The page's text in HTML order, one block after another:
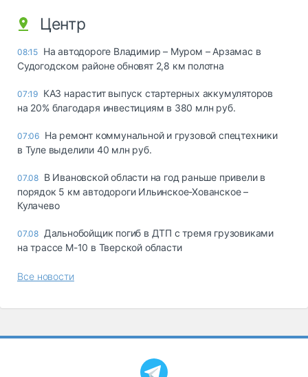
Центр
08:15 На автодороге Владимир – Муром – Арзамас в
Судогодском районе обновят 2,8 км полотна
07:19 КАЗ нарастит выпуск стартерных аккумуляторов
на 20% благодаря инвестициям в 380 млн руб.
07:06 На ремонт коммунальной и грузовой спецтехники
в Туле выделили 40 млн руб.
07.08 В Ивановской области на год раньше привели в
порядок 5 км автодороги Ильинское-Хованское –
Кулачево
07.08 Дальнобойщик погиб в ДТП с тремя грузовиками
на трассе М-10 в Тверской области
Все новости